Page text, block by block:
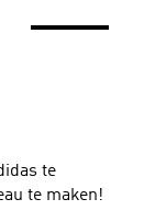
te
te maken!